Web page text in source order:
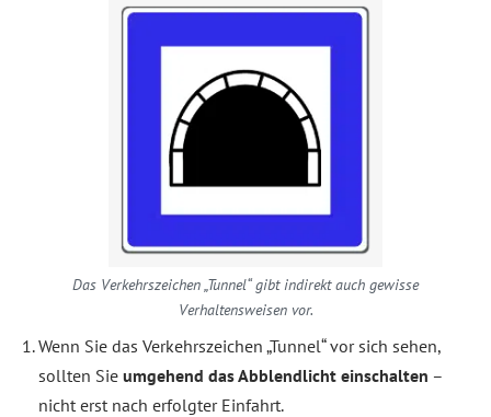
Das Verkehrszeichen „Tunnel“ gibt indirekt auch gewisse
Verhaltensweisen vor.
Wenn Sie das Verkehrszeichen „Tunnel“ vor sich sehen,
sollten Sie umgehend das Abblendlicht einschalten –
nicht erst nach erfolgter Einfahrt.